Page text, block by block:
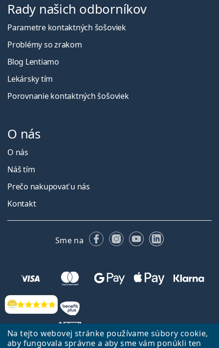
Na tejto webovej stránke používame súbory cookie,
aby fungovala správne a aby sme vám ponúkli ten
Hodnotenia
Rady našich odborníkov
Parametre kontaktných šošoviek
Problémy so zrakom
Blog Lentiamo
Lekársky tím
Porovnanie kontaktných šošoviek
O nás
O nás
Náš tím
Prečo nakupovať u nás
Kontakt
Sme na FacebookuInstagrame
YouTubeLinkedIn